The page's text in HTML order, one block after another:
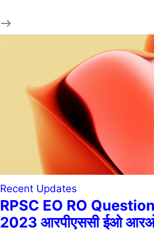
Recent Updates
RPSC EO RO
2023 आरपीएससी ईओ